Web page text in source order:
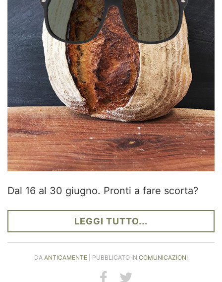
Dal 16 al 30 giugno. Pronti a fare scorta?
LEGGI TUTTO...
DA ANTICAMENTE | PUBBLICATO IN COMUNICAZIONI